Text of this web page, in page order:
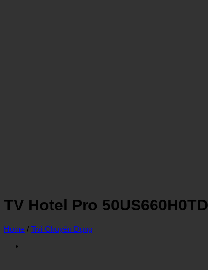
TV Hotel Pro 50US660H0TD
Home / Tivi Chuyên Dụng